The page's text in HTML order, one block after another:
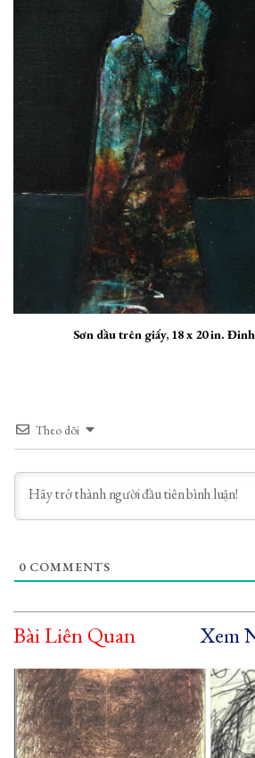
Sơn dầu trên giấy, 18 x 20 in.
Theo dõi
0 COMMENTS
Bài Liên Quan Xem